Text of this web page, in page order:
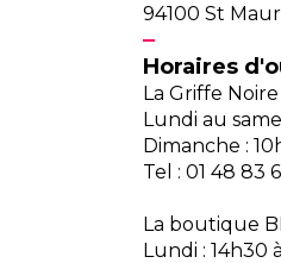
94100 St
Horaires
La Griffe Noire
Lundi au
Dimanche :
Tel : 01 48 83
La boutique
Lundi : 14h30